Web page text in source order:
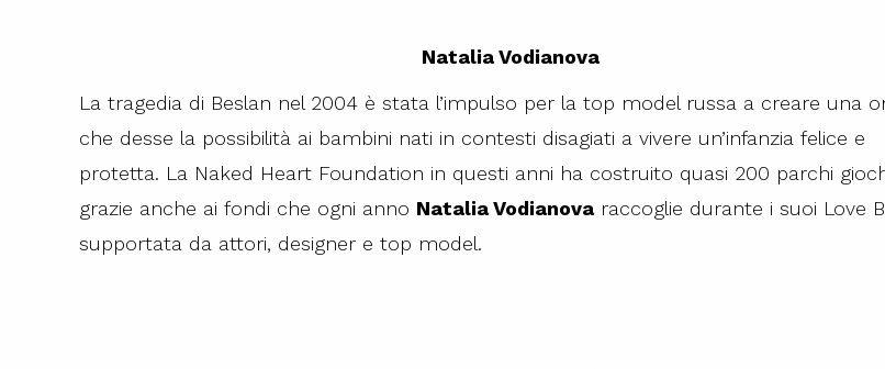
Natalia Vodianova
La tragedia di Beslan nel 2004 è stata l’impulso per la top model russa a creare una
che desse la possibilità ai bambini nati in contesti disagiati a vivere un’infanzia felice e
protetta. La Naked Heart Foundation in questi anni ha costruito quasi 200 parchi
grazie anche ai fondi che ogni anno Natalia Vodianova raccoglie durante i suoi Love
supportata da attori, designer e top model.